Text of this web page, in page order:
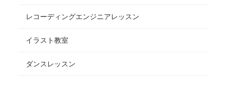
レコーディングエンジニアレッスン
イラスト教室
ダンスレッスン